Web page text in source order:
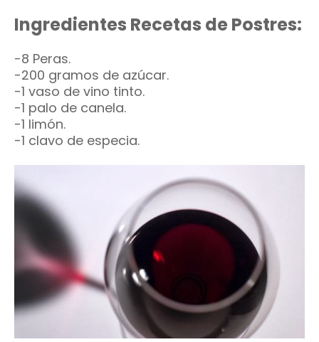
Ingredientes Recetas de Postres:
-8 Peras.
-200 gramos de azúcar.
-1 vaso de vino tinto.
-1 palo de canela.
-1 limón.
-1 clavo de especia.